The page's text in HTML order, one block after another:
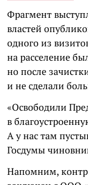
Фрагмент
властей
одного из
на расселение
но после
и не сделали
«Освободили
в
А у нас там
Госдумы
Напомним,